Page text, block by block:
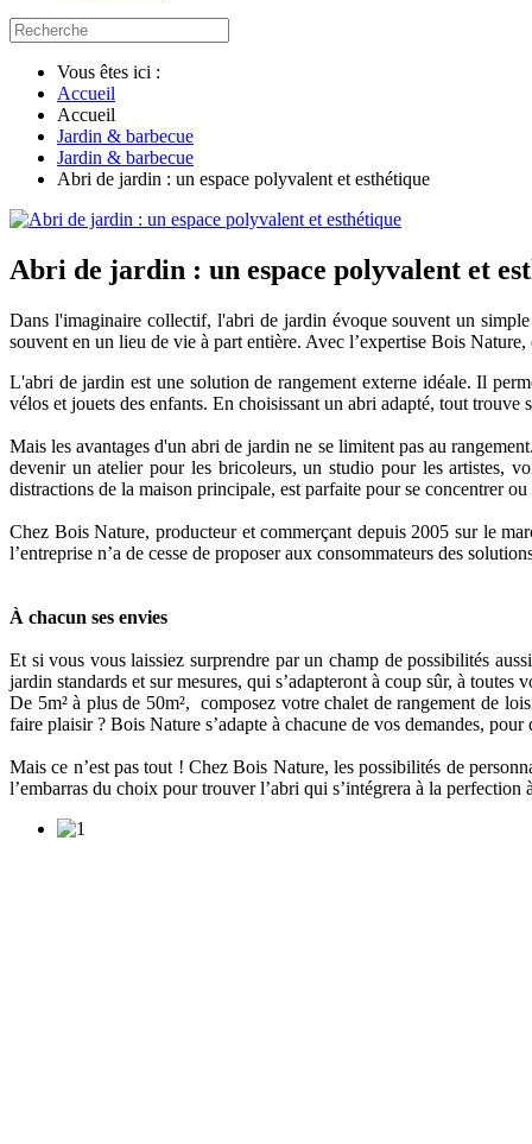
Vous êtes ici :
Accueil
Accueil
Jardin & barbecue
Jardin & barbecue
Abri de jardin : un espace polyvalent et esthétique
Abri de jardin : un espace polyvalent et
Dans l'imaginaire collectif, l'abri de jardin évoque souvent un
souvent en un lieu de vie à part entière. Avec l’expertise Bois
L'abri de jardin est une solution de rangement externe idéale. Il
vélos et jouets des enfants. En choisissant un abri adapté, tout
Mais les avantages d'un abri de jardin ne se limitent pas au
devenir un atelier pour les bricoleurs, un studio pour les artistes,
distractions de la maison principale, est parfaite pour se concentrer ou
Chez Bois Nature, producteur et commerçant depuis 2005 sur le
l’entreprise n’a de cesse de proposer aux consommateurs des
À chacun ses envies
Et si vous vous laissiez surprendre par un champ de possibilités
jardin standards et sur mesures, qui s’adapteront à coup sûr, à toutes
De 5m² à plus de 50m², composez votre chalet de rangement de
faire plaisir ? Bois Nature s’adapte à chacune de vos demandes,
Mais ce n’est pas tout ! Chez Bois Nature, les possibilités de
l’embarras du choix pour trouver l’abri qui s’intégrera à la perfection